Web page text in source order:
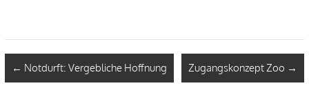
← Notdurft: Vergebliche Hoffnung Zugangskonzept Zoo →